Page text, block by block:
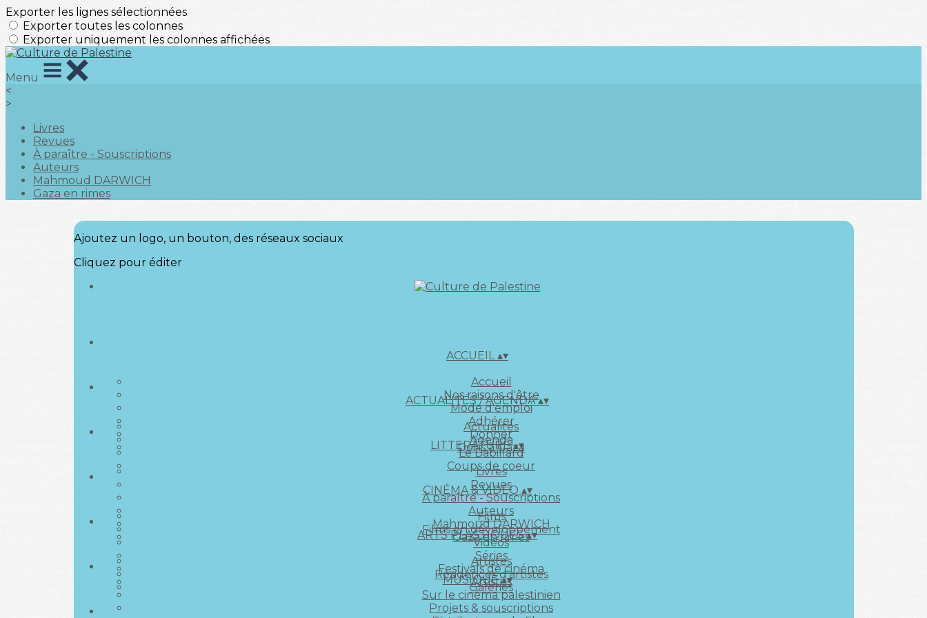
Exporter les lignes sélectionnées
Exporter toutes les colonnes
Exporter uniquement les colonnes affichées
Menu
<
>
Livres
Revues
À paraître - Souscriptions
Auteurs
Mahmoud DARWICH
Gaza en rimes
Ajoutez un logo, un bouton, des réseaux sociaux
Cliquez pour éditer
ACCUEIL▴▾
Accueil
Nos raisons d'être
Mode d'emploi
Adhérer
Donner
Dons à Gaza
ACTUALITÉS / AGENDA▴▾
Actualités
Agenda
Le Babillard
Coups de coeur
LITTERATURE▴▾
Livres
Revues
À paraître - Souscriptions
Auteurs
Mahmoud DARWICH
Gaza en rimes
CINÉMA & VIDÉO ▴▾
Films
Films en développement
Vidéos
Séries
Festivals de cinéma
Artistes
Sur le cinéma palestinien
Projets & souscriptions
ARTS PLASTIQUES▴▾
Artistes
Résidences d'artistes
Galeries
MUSIQUE▴▾